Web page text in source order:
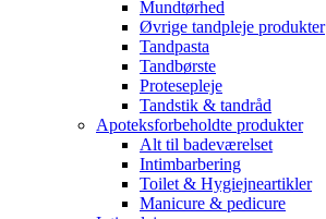
Mundtørhed
Øvrige tandpleje produkter
Tandpasta
Tandbørste
Protesepleje
Tandstik & tandråd
Apoteksforbeholdte produkter
Alt til badeværelset
Intimbarbering
Toilet & Hygiejneartikler
Manicure & pedicure